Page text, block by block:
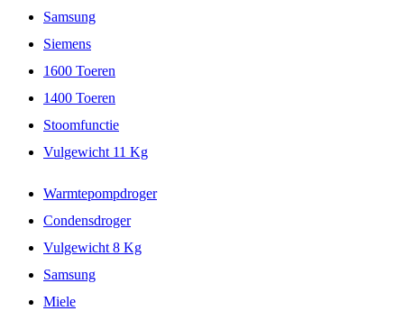
Samsung
Siemens
1600 Toeren
1400 Toeren
Stoomfunctie
Vulgewicht 11 Kg
Warmtepompdroger
Condensdroger
Vulgewicht 8 Kg
Samsung
Miele